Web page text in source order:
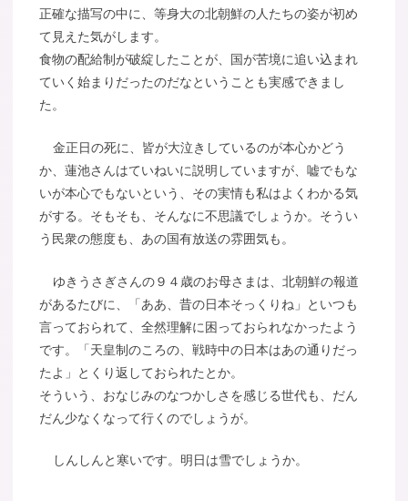
正確な描写の中に、等身大の北朝鮮の人たちの姿が初め
て見えた気がします。
食物の配給制が破綻したことが、国が苦境に追い込まれ
ていく始まりだったのだなということも実感できまし
た。
金正日の死に、皆が大泣きしているのが本心かどう
か、蓮池さんはていねいに説明していますが、嘘でもな
いが本心でもないという、その実情も私はよくわかる気
がする。そもそも、そんなに不思議でしょうか。そうい
う民衆の態度も、あの国有放送の雰囲気も。
ゆきうさぎさんの９４歳のお母さまは、北朝鮮の報道
があるたびに、「ああ、昔の日本そっくりね」といつも
言っておられて、全然理解に困っておられなかったよう
です。「天皇制のころの、戦時中の日本はあの通りだっ
たよ」とくり返しておられたとか。
そういう、おなじみのなつかしさを感じる世代も、だん
だん少なくなって行くのでしょうが。
しんしんと寒いです。明日は雪でしょうか。